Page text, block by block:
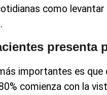
como
importantes es
comienza con la